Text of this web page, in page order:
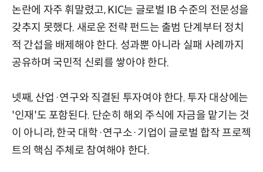
논란에 자주 휘말렸고, KIC는 글로벌 IB 수준의 전문성을
갖추지 못했다. 새로운 전략 펀드는 출범 단계부터 정치
적 간섭을 배제해야 한다. 성과뿐 아니라 실패 사례까지
공유하며 국민적 신뢰를 쌓아야 한다.
넷째, 산업·연구와 직결된 투자여야 한다. 투자 대상에는
'인재'도 포함된다. 단순히 해외 주식에 자금을 맡기는 것
이 아니라, 한국 대학·연구소·기업이 글로벌 합작 프로젝
트의 핵심 주체로 참여해야 한다.